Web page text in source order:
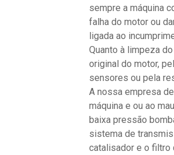
sempre a máquina
falha do motor ou
ligada ao
Quanto à limpeza
original do motor,
sensores ou pela
A nossa empresa
máquina e ou ao
baixa pressão
sistema de
catalisador e o filtro